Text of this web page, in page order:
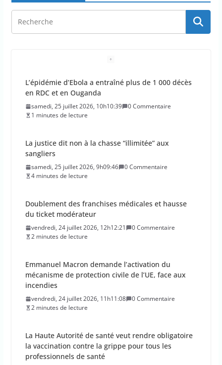
L’épidémie d’Ebola a entraîné plus de 1 000 décès
en RDC et en Ouganda
samedi, 25 juillet 2026, 10h10:39
0 Commentaire
1 minutes de lecture
La justice dit non à la chasse “illimitée” aux
sangliers
samedi, 25 juillet 2026, 9h09:46
0 Commentaire
4 minutes de lecture
Doublement des franchises médicales et hausse
du ticket modérateur
vendredi, 24 juillet 2026, 12h12:21
0 Commentaire
2 minutes de lecture
Emmanuel Macron demande l’activation du
mécanisme de protection civile de l’UE, face aux
incendies
vendredi, 24 juillet 2026, 11h11:08
0 Commentaire
2 minutes de lecture
La Haute Autorité de santé veut rendre obligatoire
la vaccination contre la grippe pour tous les
professionnels de santé